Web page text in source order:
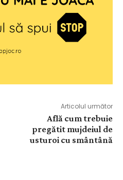
Articolul următor
Află cum trebuie
pregătit mujdeiul de
usturoi cu smântână